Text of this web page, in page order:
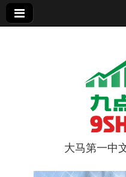
大马第一中